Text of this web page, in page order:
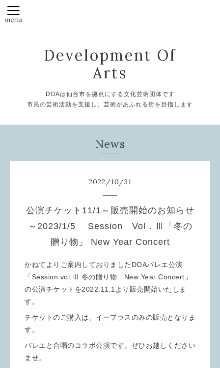
Development Of
Arts
DOAは仙台市を拠点にする文化芸術団体です
市民の芸術活動を支援し、芸術があふれる街を目指します
News
2022/10/31
公演チケット11/1～販売開始のお知らせ
～2023/1/5 Session Vol．Ⅲ「冬の
贈り物」 New Year Concert
かねてよりご案内しておりましたDOAバレエ公演
「Session vol.Ⅲ 冬の贈り物 New Year Concert」
の公演チケットを2022.11.1より販売開始いたしま
す。
チケットのご購入は、イープラスのみの販売となりま
す。
バレエと合唱のコラボ公演です。ぜひお越しください
ませ。